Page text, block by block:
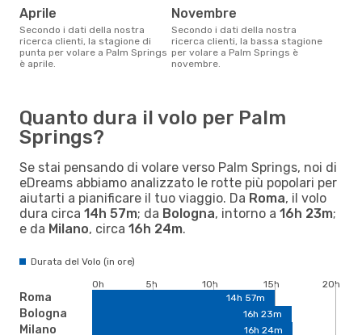
aprile
Secondo i dati della nostra
ricerca clienti, la stagione di
punta per volare a Palm Springs
è aprile.
novembre
Secondo i dati della nostra
ricerca clienti, la bassa stagione
per volare a Palm Springs è
novembre.
Quanto dura il volo per Palm
Springs?
Se stai pensando di volare verso Palm Springs, noi di
eDreams abbiamo analizzato le rotte più popolari per
aiutarti a pianificare il tuo viaggio. Da Roma, il volo
dura circa 14h 57m; da Bologna, intorno a 16h 23m;
e da Milano, circa 16h 24m.
Durata del Volo (in ore)
Roma
Bologna
Milano
0h 5h 10h 15h
20h
14h 57m
16h 23m
16h 24m